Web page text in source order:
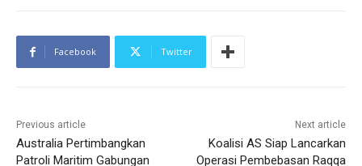
Facebook Twitter
Previous article
Australia Pertimbangkan
Patroli Maritim Gabungan
Next article
Koalisi AS Siap Lancarkan
Operasi Pembebasan Raqqa